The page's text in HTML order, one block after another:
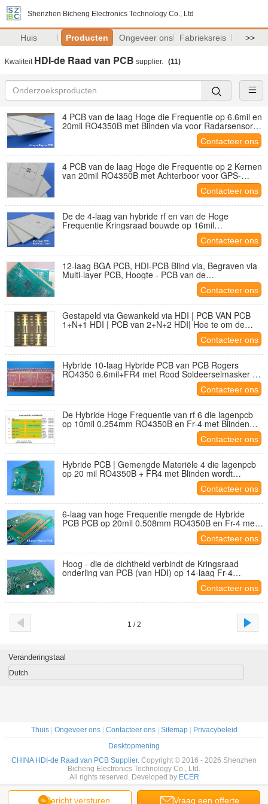
Shenzhen Bicheng Electronics Technology Co., Ltd
Huis Producten Ongeveer ons Fabrieksreis >>
Kwaliteit HDI-de Raad van PCB supplier. (11)
4 PCB van de laag Hoge die Frequentie op 6.6mil en
20mil RO4350B met Blinden via voor Radarsensor
Contacteer ons
4 PCB van de laag Hoge die Frequentie op 2 Kernen
van 20mil RO4350B met Achterboor voor GPS-
Contacteer ons
De de 4-laag van hybride rf en van de Hoge
Frequentie Kringsraad bouwde op 16mil
RO4003C+FR4 met Onderdompelingstin voort
Contacteer ons
12-laag BGA PCB, HDI-PCB Blind via, Begraven via
Multi-layer PCB, Hoogte - PCB van de
dichtheidsinterconnectie, via en zijn functie
Contacteer ons
Gestapeld via Gewankeld via HDI | PCB VAN PCB
1+N+1 HDI | PCB van 2+N+2 HDI| Hoe te om de
Stap (Opeenstapeling te onderscheiden) van HDI-
Contacteer ons
Hybride 10-laag Hybride PCB van PCB Rogers
RO4350 6.6mil+FR4 met Rood Soldeerselmasker en
Contacteer ons
De Hybride Hoge Frequentie van rf 6 die lagenpcb
op 10mil 0.254mm RO4350B en Fr-4 met Blinden
Contacteer ons
Hybride PCB | Gemengde Materiële 4 die lagenpcb
op 20 mil RO4350B + FR4 met Blinden wordt
Contacteer ons
6-laag van hoge Frequentie mengde de Hybride
PCB PCB op 20mil 0.508mm RO4350B en Fr-4 met
Contacteer ons
Hoog - die de dichtheid verbindt de Kringsraad
onderling van PCB (van HDI) op 14-laag Fr-4
Tg170℃ met Onderdompelingsgoud wordt
Contacteer ons
1 / 2
Bericht versturen Vraag een offerte
Veranderingstaal
Dutch
Thuis| Ongeveer ons| Contacteer ons| Sitemap|
Privacybeleid
Desktopmening
CHINA HDI-de Raad van PCB Supplier. Copyright © 2016 - 2026 Shenzhen
Bicheng Electronics Technology Co., Ltd.
All rights reserved. Developed by ECER